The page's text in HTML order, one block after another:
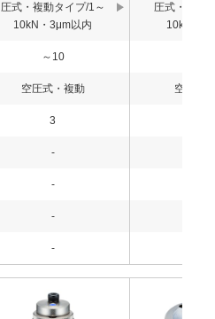
圧式・複動タイプ/1～
10kN・3μm以内
圧式・単動
10kN・
～10
空圧式・複動 空圧式
3
-
-
-
-